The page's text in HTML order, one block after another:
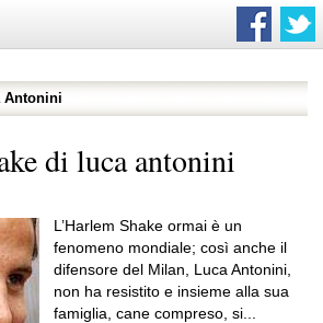
di luca antonini
L’Harlem Shake ormai è un
fenomeno mondiale; così anche il
difensore del Milan, Luca Antonini,
non ha resistito e insieme alla sua
famiglia, cane compreso, si...